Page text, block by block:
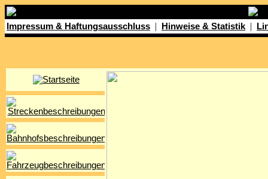
Impressum & Haftungsausschluss | Hinweise & Statistik |